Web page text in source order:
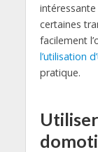
certaines
facilement
l’utilisation
pratique.